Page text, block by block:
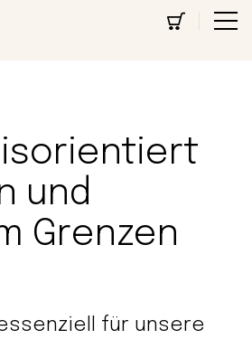
und
Grenzen
für unsere